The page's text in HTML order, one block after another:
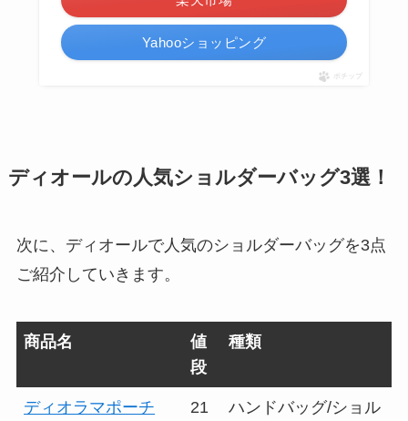
Yahooショッピング
ポチップ
ディオールの人気ショルダーバッグ3選！
次に、ディオールで人気のショルダーバッグを3点
ご紹介していきます。
商品名
値
段
種類
ディオラマポーチ
21
ハンドバッグ/ショル